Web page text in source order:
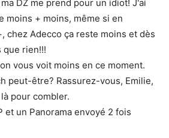
DZ me prend pour un idiot! J'ai
moins + moins, même si en
chez Adecco ça reste moins et dès
que rien!!!
vous voit moins en ce moment.
peut-être? Rassurez-vous, Emilie,
pour combler.
et un Panorama envoyé 2 fois